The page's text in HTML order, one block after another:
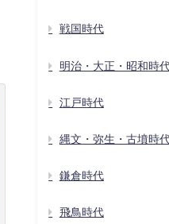
戦国時代
明治・大正・昭和時代
江戸時代
縄文・弥生・古墳時代
鎌倉時代
飛鳥時代